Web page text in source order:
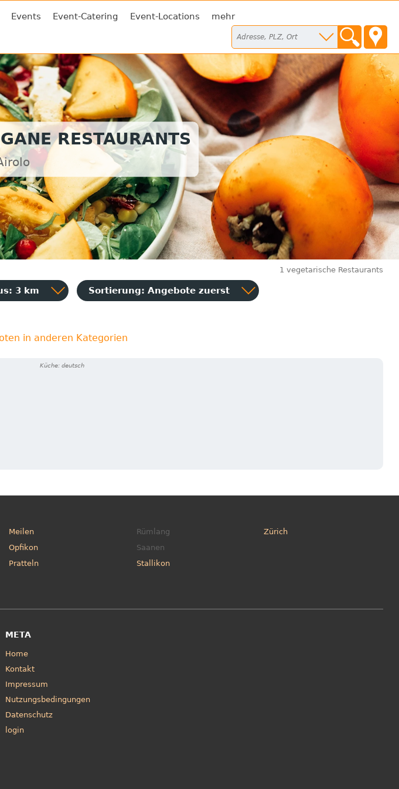
Events Event-Catering Event-Locations mehr
RESTAURANTS
1 vegetarische Restaurants
3 km Sortierung: Angebote zuerst
in anderen Kategorien
Küche: deutsch
Meilen
Opfikon
Pratteln
Rümlang
Saanen
Stallikon
Zürich
META
Home
Kontakt
Impressum
Nutzungsbedingungen
Datenschutz
login